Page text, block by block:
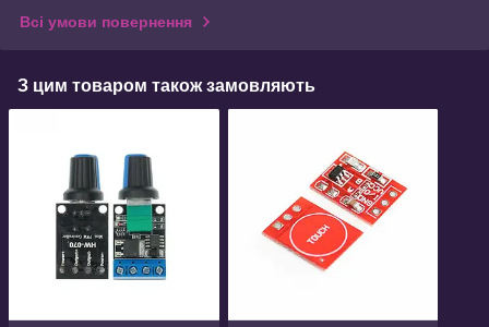
Всі умови повернення
З цим товаром також замовляють